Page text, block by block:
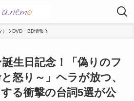
DVD・BD情報
生日記念！「偽りのフ
怒り～」ヘラが放つ、
る衝撃の台詞5選が公